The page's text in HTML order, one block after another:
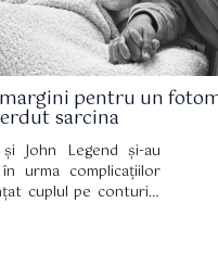
pentru un
sarcina
John Legend și-au
urma complicațiilor
cuplul pe conturile